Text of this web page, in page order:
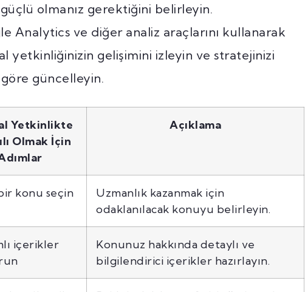
olmanız gerektiğini belirleyin.
Analytics ve diğer analiz araçlarını kullanarak
yetkinliğinizin gelişimini izleyin ve stratejinizi
güncelleyin.
Yetkinlikte
Olmak İçin
Açıklama
konu seçin
Uzmanlık kazanmak için
odaklanılacak konuyu belirleyin.
içerikler
Konunuz hakkında detaylı ve
bilgilendirici içerikler hazırlayın.